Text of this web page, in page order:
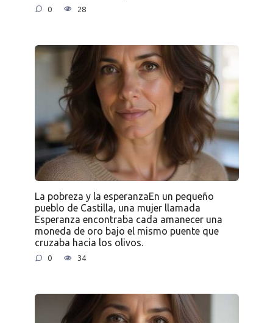
0 28
La pobreza y la esperanzaEn un pequeño
pueblo de Castilla, una mujer llamada
Esperanza encontraba cada amanecer una
moneda de oro bajo el mismo puente que
cruzaba hacia los olivos.
0 34